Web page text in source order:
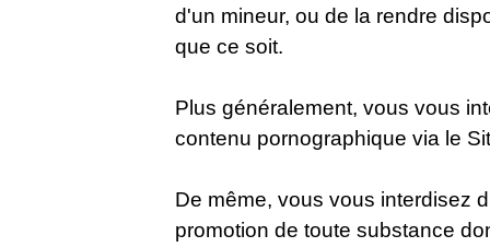
d'un mineur, ou de la rendre
que ce soit.
Plus généralement, vous vous
contenu pornographique via le
De même, vous vous interdisez
promotion de toute substance